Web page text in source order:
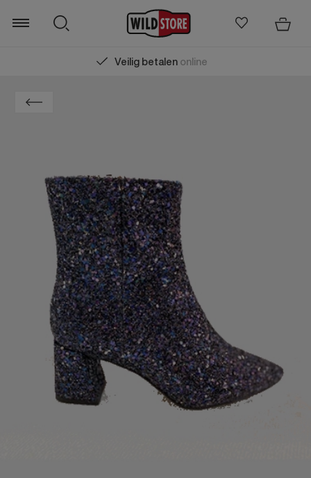
Veilig betalenonline
Zoeken